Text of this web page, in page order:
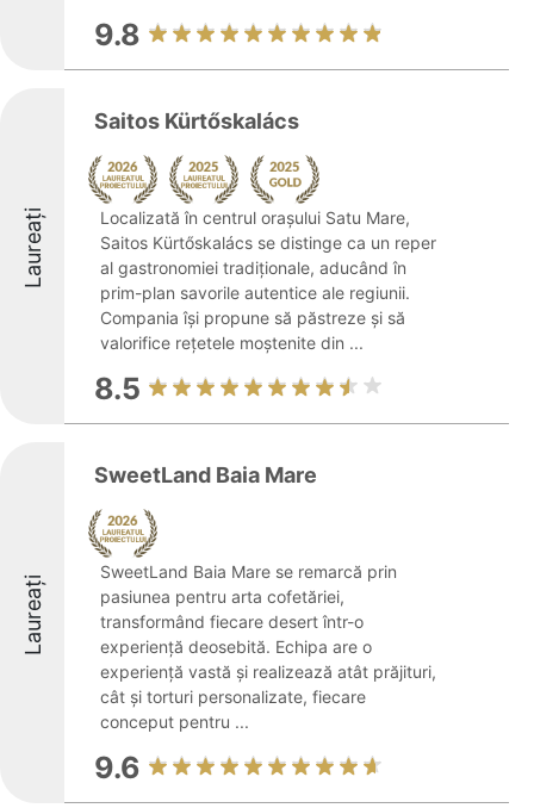
9.8
Laureați
Saitos Kürtőskalács
Localizată în centrul orașului Satu Mare,
Saitos Kürtőskalács se distinge ca un reper
al gastronomiei tradiționale, aducând în
prim-plan savorile autentice ale regiunii.
Compania își propune să păstreze și să
valorifice rețetele moștenite din ...
8.5
Laureați
SweetLand Baia Mare
SweetLand Baia Mare se remarcă prin
pasiunea pentru arta cofetăriei,
transformând fiecare desert într-o
experiență deosebită. Echipa are o
experiență vastă și realizează atât prăjituri,
cât și torturi personalizate, fiecare
conceput pentru ...
9.6